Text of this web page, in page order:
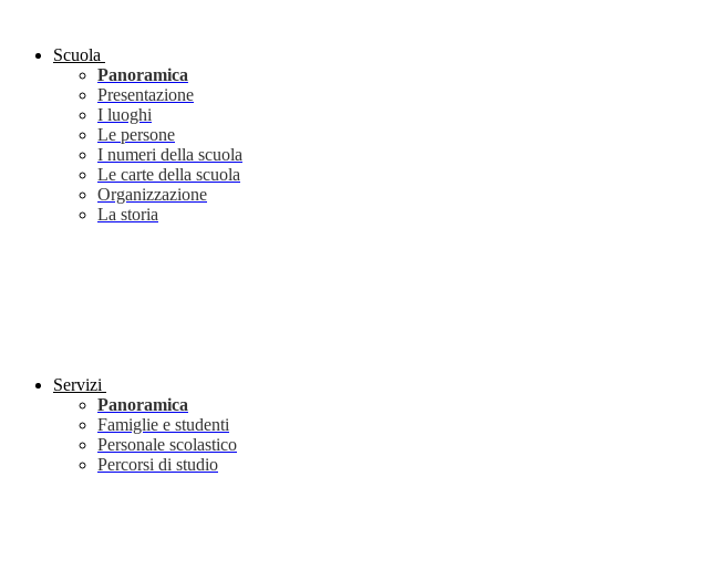
Scuola
Panoramica
Presentazione
I luoghi
Le persone
I numeri della scuola
Le carte della scuola
Organizzazione
La storia
Servizi
Panoramica
Famiglie e studenti
Personale scolastico
Percorsi di studio